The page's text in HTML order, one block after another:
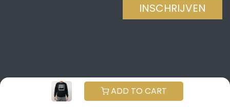
ADD TO CART
INSCHRIJVEN
Copyright © Be Concrete NEDERLANDS (BE)
Aangeboden door - De #1Open source e-